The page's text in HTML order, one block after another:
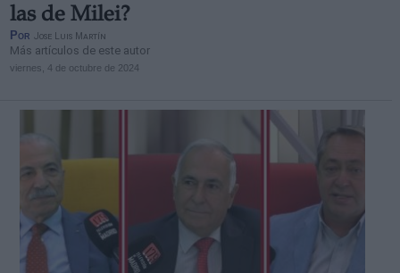
las de Milei?
Por Jose Luis Martín
Más artículos de este autor
viernes, 4 de octubre de 2024